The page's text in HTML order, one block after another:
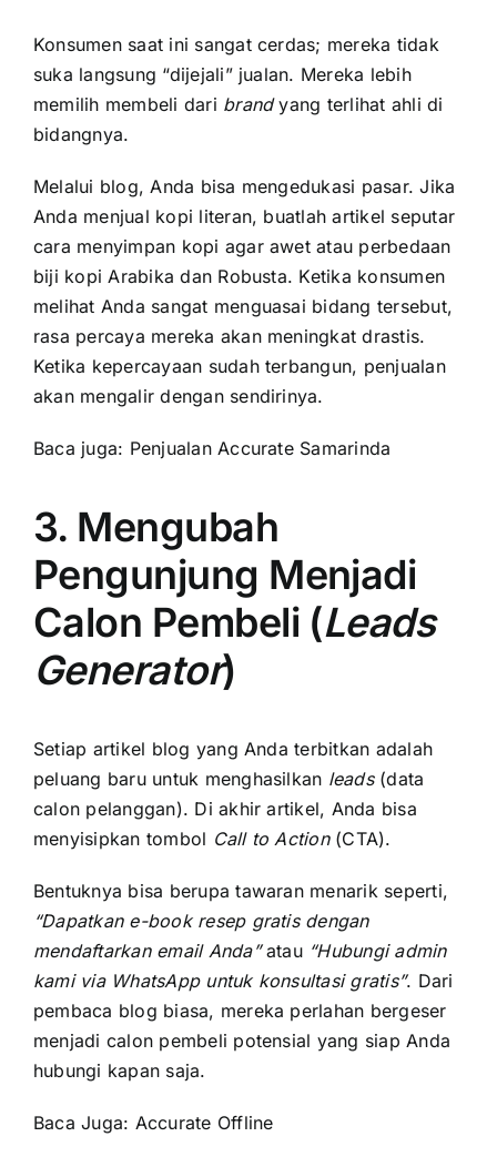
Konsumen saat ini sangat cerdas; mereka tidak
suka langsung “dijejali” jualan. Mereka lebih
memilih membeli dari brandyang terlihat ahli di
bidangnya.
Melalui blog, Anda bisa mengedukasi pasar. Jika
Anda menjual kopi literan, buatlah artikel seputar
cara menyimpan kopi agar awet atau perbedaan
biji kopi Arabika dan Robusta. Ketika konsumen
melihat Anda sangat menguasai bidang tersebut,
rasa percaya mereka akan meningkat drastis.
Ketika kepercayaan sudah terbangun, penjualan
akan mengalir dengan sendirinya.
Baca juga: Penjualan Accurate Samarinda
3. Mengubah
Pengunjung Menjadi
Calon Pembeli (Leads
Generator)
Setiap artikel blog yang Anda terbitkan adalah
peluang baru untuk menghasilkan leads(data
calon pelanggan). Di akhir artikel, Anda bisa
menyisipkan tombol Call to Action(CTA).
Bentuknya bisa berupa tawaran menarik seperti,
“Dapatkan e-book resep gratis dengan
mendaftarkan email Anda”atau “Hubungi admin
kami via WhatsApp untuk konsultasi gratis”. Dari
pembaca blog biasa, mereka perlahan bergeser
menjadi calon pembeli potensial yang siap Anda
hubungi kapan saja.
Baca Juga: Accurate Offline